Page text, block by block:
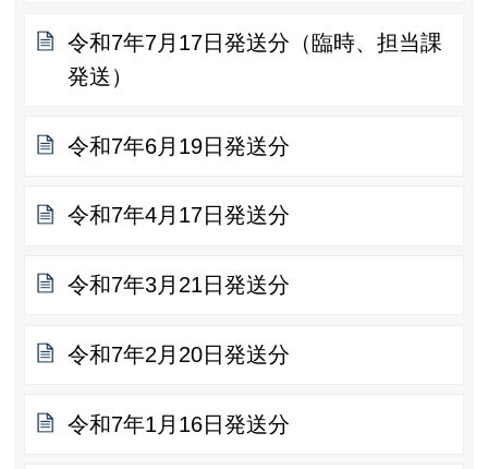
令和7年7月17日発送分（臨時、担当課
発送）
令和7年6月19日発送分
令和7年4月17日発送分
令和7年3月21日発送分
令和7年2月20日発送分
令和7年1月16日発送分